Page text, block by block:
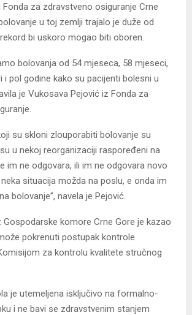
Fonda za zdravstveno osiguranje Crne
u toj zemlji trajalo je duže od
bi uskoro mogao biti oboren.
bolovanja od 54 mjeseca, 58 mjeseci,
i pol godine kako su pacijenti bolesni u
je Vukosava Pejović iz Fonda za
su skloni zlouporabiti bolovanje su
u nekoj reorganizaciji raspoređeni na
im ne odgovara, ili im ne odgovara novo
situacija možda na poslu, e onda im
bolovanje”, navela je Pejović.
komore Crne Gore je kazao
pokrenuti postupak kontrole
za kontrolu kvalitete stručnog
je utemeljena isključivo na formalno-
i ne bavi se zdravstvenim stanjem